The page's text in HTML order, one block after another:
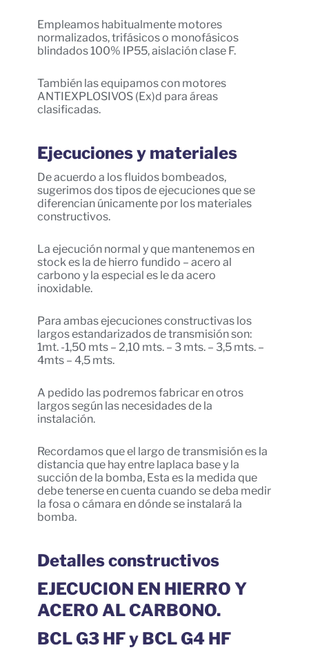
Empleamos habitualmente motores
normalizados, trifásicos o monofásicos
blindados 100% IP55, aislación clase F.
También las equipamos con motores
ANTIEXPLOSIVOS (Ex)d para áreas
clasificadas.
Ejecuciones y materiales
De acuerdo a los fluidos bombeados,
sugerimos dos tipos de ejecuciones que se
diferencian únicamente por los materiales
constructivos.
La ejecución normal y que mantenemos en
stock es la de hierro fundido – acero al
carbono y la especial es le da acero
inoxidable.
Para ambas ejecuciones constructivas los
largos estandarizados de transmisión son:
1mt. -1,50 mts – 2,10 mts. – 3 mts. – 3,5 mts. –
4mts – 4,5 mts.
A pedido las podremos fabricar en otros
largos según las necesidades de la
instalación.
Recordamos que el largo de transmisión es la
distancia que hay entre laplaca base y la
succión de la bomba, Esta es la medida que
debe tenerse en cuenta cuando se deba medir
la fosa o cámara en dónde se instalará la
bomba.
Detalles constructivos
EJECUCION EN HIERRO Y
ACERO AL CARBONO.
BCL G3 HF y BCL G4 HF